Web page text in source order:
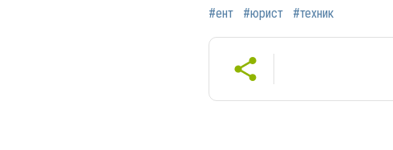
#ент #юрист #техник